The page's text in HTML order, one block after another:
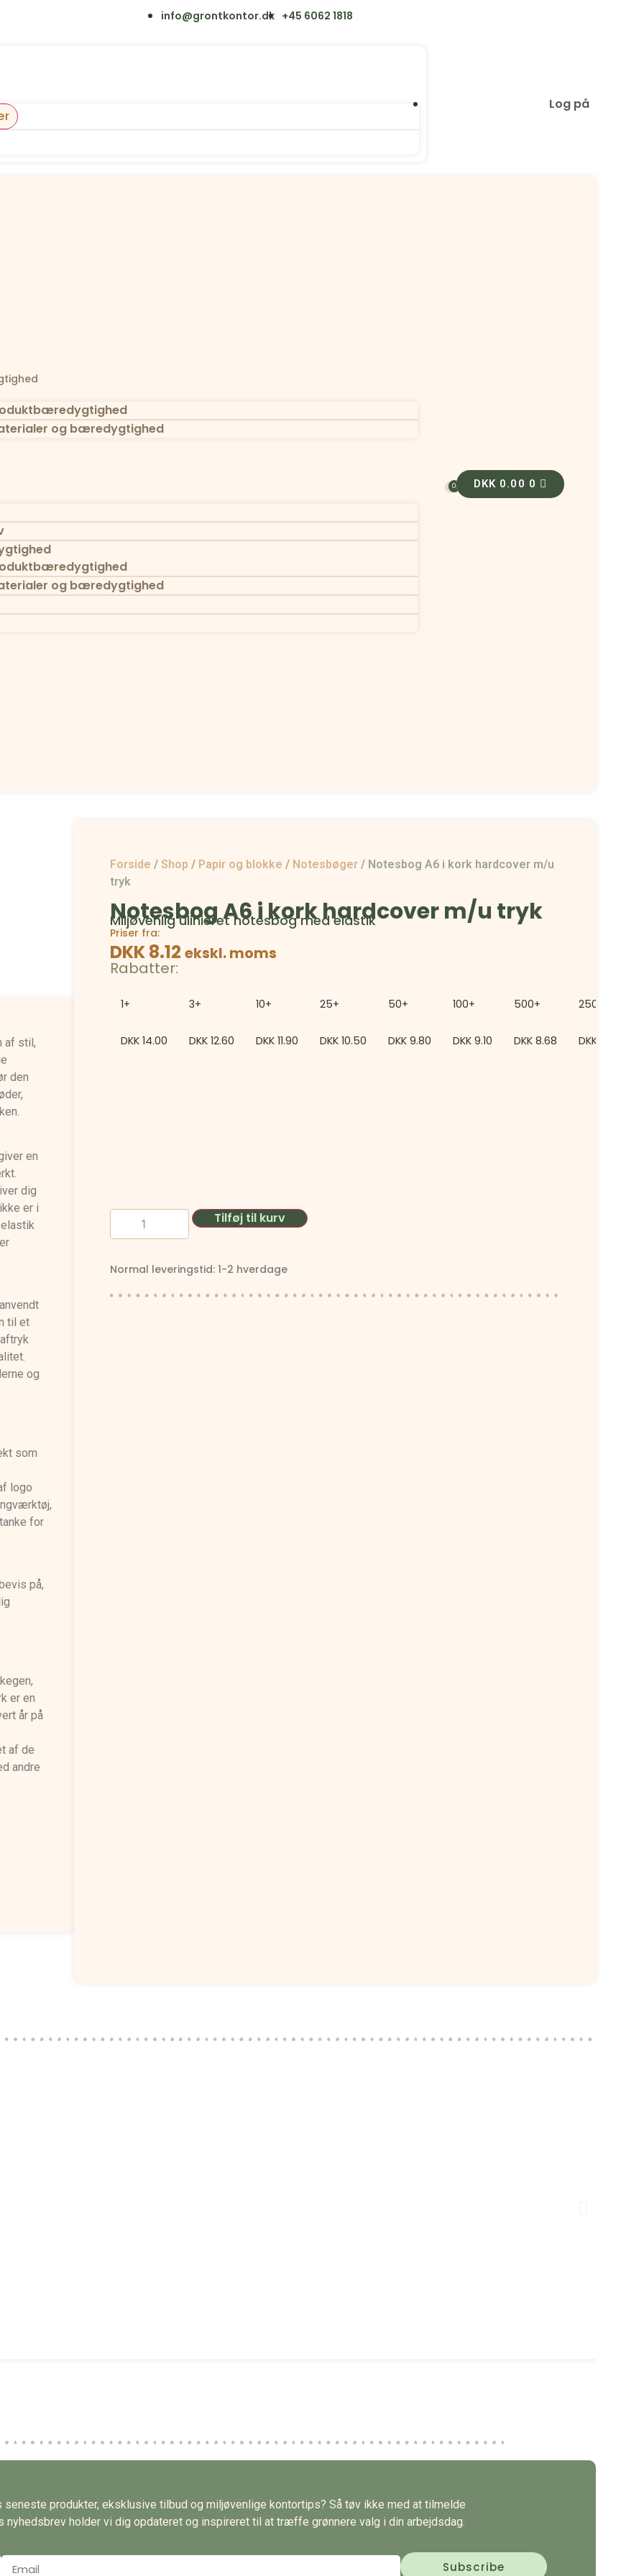
info@grontkontor.dk +45 6062 1818
Log på
og bæredygtighed
og bæredygtighed
0 DKK 0.00 0
af stil,
den
en
dig
er i
til et
og
som
logo
for
på,
er en
år på
af de
andre
Forside /Shop / Papir og blokke / Notesbøger / Notesbog A6 i kork hardcover m/u
tryk
Notesbog A6 i kork hardcover m/u tryk
Miljøvenlig ulinieret notesbog med elastik
Priser fra:
DKK 8.12ekskl. moms
Rabatter:
1+ 3+ 10+ 25+ 50+ 100+ 500+ 2500+
DKK 14.00 DKK 12.60 DKK 11.90 DKK 10.50 DKK 9.80 DKK 9.10 DKK 8.68 DKK
Tilføj til kurv
Normal leveringstid: 1-2 hverdage
produkter, eksklusive tilbud og miljøvenlige kontortips? Så tøv ikke med at tilmelde
holder vi dig opdateret og inspireret til at træffe grønnere valg i din arbejdsdag.